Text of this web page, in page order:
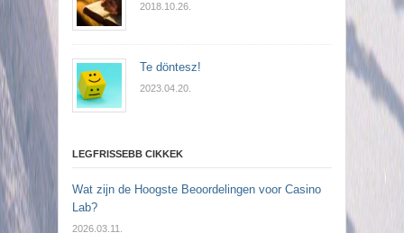
2018.10.26.
Te döntesz!
2023.04.20.
LEGFRISSEBB CIKKEK
Wat zijn de Hoogste Beoordelingen voor Casino
Lab?
2026.03.11.